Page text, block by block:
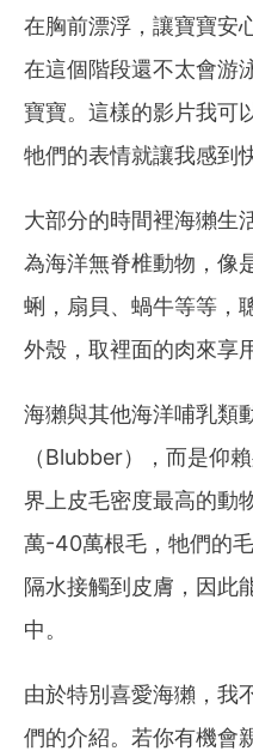
在胸前漂浮，讓寶寶安
在這個階段還不太會游
寶寶。這樣的影片我可
牠們的表情就讓我感到
大部分的時間裡海獺生
為海洋無脊椎動物，像
蜊，扇貝、蝸牛等等，
外殼，取裡面的肉來享
海獺與其他海洋哺乳類
（Blubber），而是仰
界上皮毛密度最高的動
萬-40萬根毛，牠們的
隔水接觸到皮膚，因此
中。
由於特別喜愛海獺，我
們的介紹。若你有機會